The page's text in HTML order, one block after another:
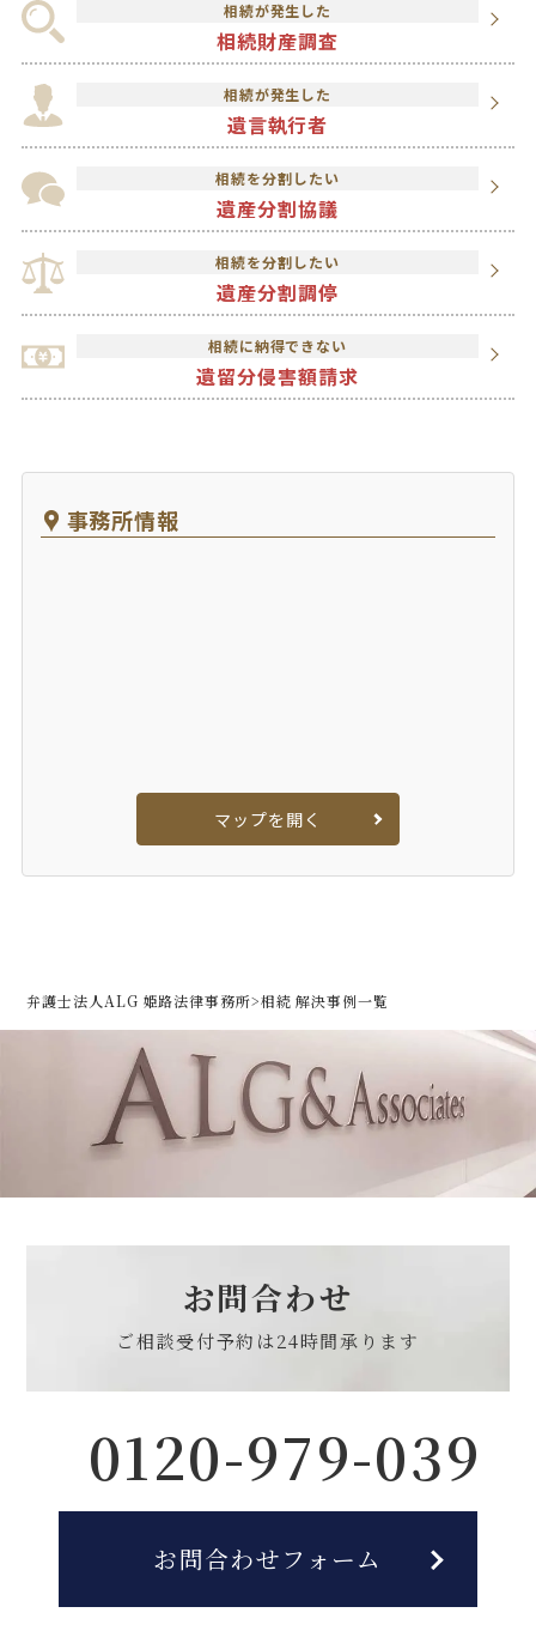
相続が発生した
相続財産調査
相続が発生した
遺言執行者
相続を分割したい
遺産分割協議
相続を分割したい
遺産分割調停
相続に納得できない
遺留分侵害額請求
事務所情報
マップを開く
弁護士法人ALG 姫路法律事務所>相続 解決事例一覧
お問合わせ
ご相談受付予約は24時間承ります
0120-979-039
お問合わせフォーム